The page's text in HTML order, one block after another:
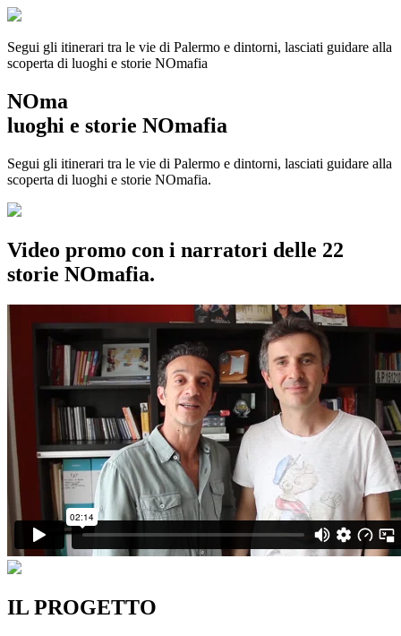
Segui gli itinerari tra le vie di Palermo e dintorni, lasciati guidare alla
scoperta di luoghi e storie NOmafia
NOma
luoghi e storie NOmafia
Segui gli itinerari tra le vie di Palermo e dintorni, lasciati guidare alla
scoperta di luoghi e storie NOmafia.
Video promo con i narratori delle 22
storie NOmafia.
IL PROGETTO